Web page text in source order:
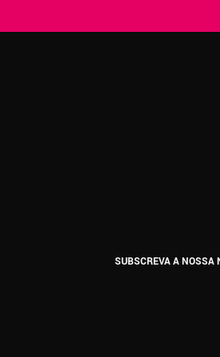
SUBSCREVA A NOSSA